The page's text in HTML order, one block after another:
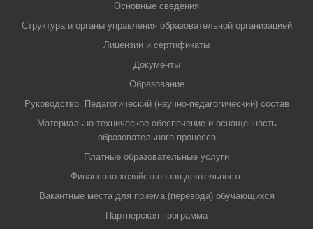
Основные сведения
Структура и органы управления образовательной организацией
Лицензии и сертификаты
Документы
Образование
Руководство. Педагогический (научно-педагогический) состав
Материально-техническое обеспечение и оснащенность
образовательного процесса
Платные образовательные услуги
Финансово-хозяйственная деятельность
Вакантные места для приема (перевода) обучающихся
Партнерская программа